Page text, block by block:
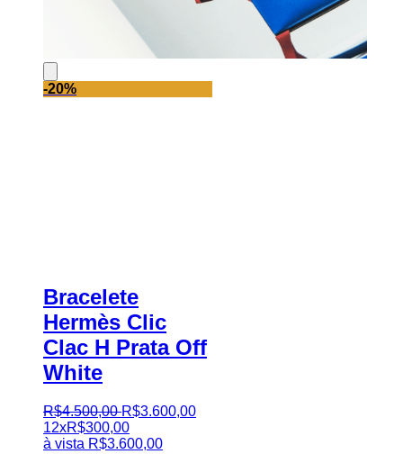
-20%
Bracelete
Hermès Clic
Clac H Prata Off
White
R$4.500,00 R$3.600,00
12xR$300,00
à vista R$3.600,00